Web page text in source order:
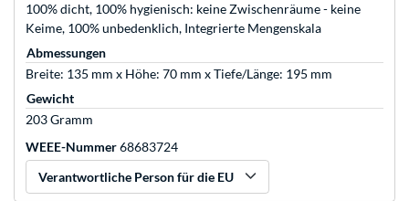
100% dicht, 100% hygienisch: keine Zwischenräume - keine
Keime, 100% unbedenklich, Integrierte Mengenskala
Abmessungen
Breite: 135 mm x Höhe: 70 mm x Tiefe/Länge: 195 mm
Gewicht
203 Gramm
WEEE-Nummer68683724
Verantwortliche Person für die EU